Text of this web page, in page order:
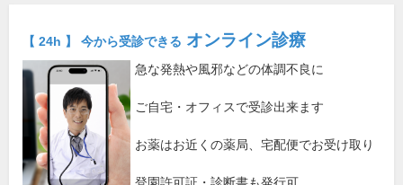
【 24h 】 今から受診できる オンライン診療
急な発熱や風邪などの体調不良に
ご自宅・オフィスで受診出来ます
お薬はお近くの薬局、宅配便でお受け取り